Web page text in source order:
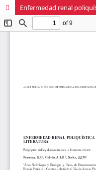
Enfermedad renal